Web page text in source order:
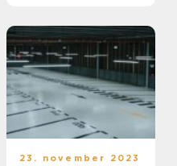
23. november 2023